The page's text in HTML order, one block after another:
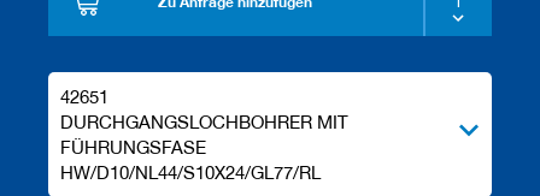
42651
DURCHGANGSLOCHBOHRER MIT
FÜHRUNGSFASE
HW/D10/NL44/S10X24/GL77/RL